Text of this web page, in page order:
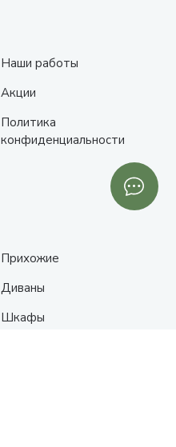
Наши работы
Акции
Политика
конфиденциальности
Прихожие
Диваны
Шкафы